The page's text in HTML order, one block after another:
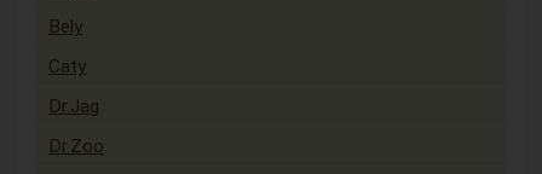
Bely
Caty
Dr.Jag
Dr.Zoo